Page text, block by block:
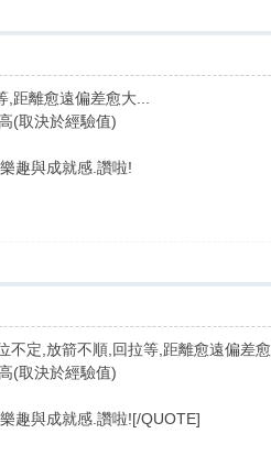
距離愈遠偏差愈大...
(取決於經驗值)
趣與成就感.讚啦!
定,放箭不順,回拉等,距離愈遠偏差愈
(取決於經驗值)
趣與成就感.讚啦![/QUOTE]